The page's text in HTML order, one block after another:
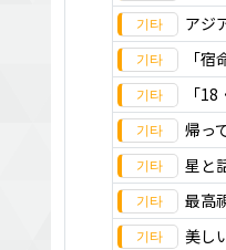
アジ
「
「
帰っ
星と
最高
美し